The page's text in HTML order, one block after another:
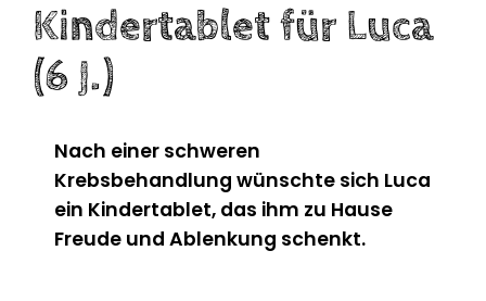
Kindertablet für Luca
(6 J.)
Nach einer schweren
Krebsbehandlung wünschte sich Luca
ein Kindertablet, das ihm zu Hause
Freude und Ablenkung schenkt.